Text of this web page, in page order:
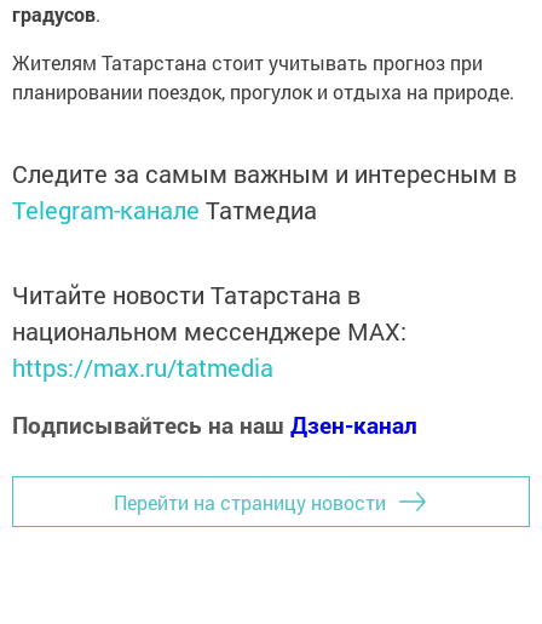
градусов.
Жителям Татарстана стоит учитывать прогноз при
планировании поездок, прогулок и отдыха на природе.
Следите за самым важным и интересным в
Telegram-канале Татмедиа
Читайте новости Татарстана в
национальном мессенджере MАХ:
https://max.ru/tatmedia
Подписывайтесь на наш Дзен-канал
Перейти на страницу новости